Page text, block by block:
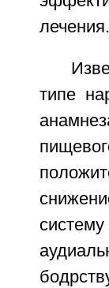
лечения.
типе